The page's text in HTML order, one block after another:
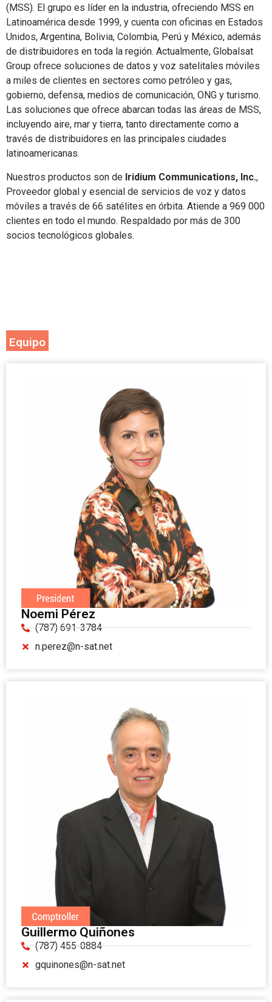
(MSS). El grupo es líder en la industria, ofreciendo MSS en
Latinoamérica desde 1999, y cuenta con oficinas en Estados
Unidos, Argentina, Bolivia, Colombia, Perú y México, además
de distribuidores en toda la región. Actualmente, Globalsat
Group ofrece soluciones de datos y voz satelitales móviles
a miles de clientes en sectores como petróleo y gas,
gobierno, defensa, medios de comunicación, ONG y turismo.
Las soluciones que ofrece abarcan todas las áreas de MSS,
incluyendo aire, mar y tierra, tanto directamente como a
través de distribuidores en las principales ciudades
latinoamericanas.
Nuestros productos son de Iridium Communications, Inc.,
Proveedor global y esencial de servicios de voz y datos
móviles a través de 66 satélites en órbita. Atiende a 969 000
clientes en todo el mundo. Respaldado por más de 300
socios tecnológicos globales.
Equipo
Noemi Pérez
(787) 691-3784
n.perez@n-sat.net
Guillermo Quiñones
(787) 455-0884
gquinones@n-sat.net